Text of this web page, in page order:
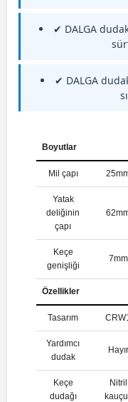
✔ DALGA
✔ DALGA
Boyutlar
Mil çapı
Yatak
deliğinin
çapı
Keçe
genişliği
7mm
Özellikler
Tasarım
Yardımcı
dudak
Hayır
Keçe
dudağı
Nitril